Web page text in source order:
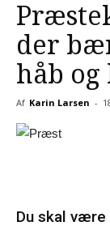
der
håb
Af Karin Larsen -
Du skal